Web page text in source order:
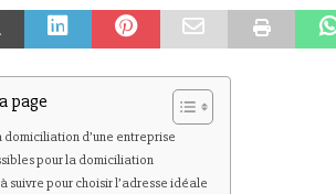
page
domiciliation d’une entreprise
pour la domiciliation
suivre pour choisir l’adresse idéale